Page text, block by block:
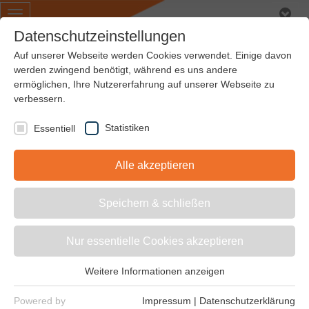
BREITKEILRIEMEN –
FLANKENOFFEN,
FORMGEZAHNT
Strongbelt varius
Datenschutzeinstellungen
Auf unserer Webseite werden Cookies verwendet. Einige davon
werden zwingend benötigt, während es uns andere
ermöglichen, Ihre Nutzererfahrung auf unserer Webseite zu
verbessern.
Essentiell Statistiken
Alle akzeptieren
Speichern & schließen
Nur essentielle Cookies akzeptieren
Essentielle Cookies werden für grundlegende Funktionen der
Weitere Informationen anzeigen
Powered by
Impressum | Datenschutzerklärung
Toggle
navigation